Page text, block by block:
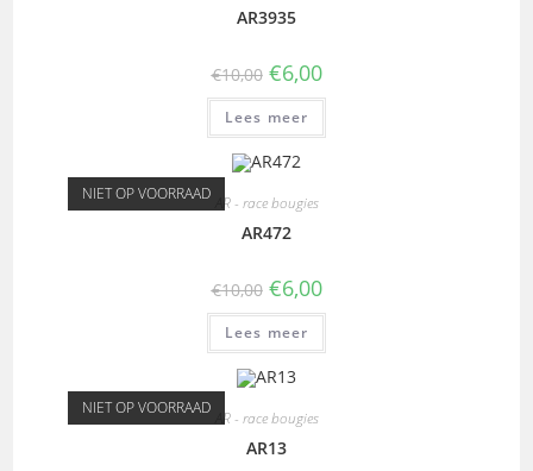
AR3935
€10,00 €6,00
Lees meer
NIET OP VOORRAAD AR - race bougies
AR472
€10,00 €6,00
Lees meer
NIET OP VOORRAAD AR - race bougies
AR13